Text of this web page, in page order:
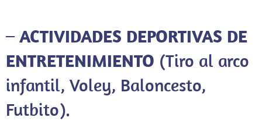
– ACTIVIDADES DEPORTIVAS DE
ENTRETENIMIENTO (Tiro al arco
infantil, Voley, Baloncesto,
Futbito).